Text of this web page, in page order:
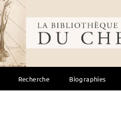
Recherche Biographies